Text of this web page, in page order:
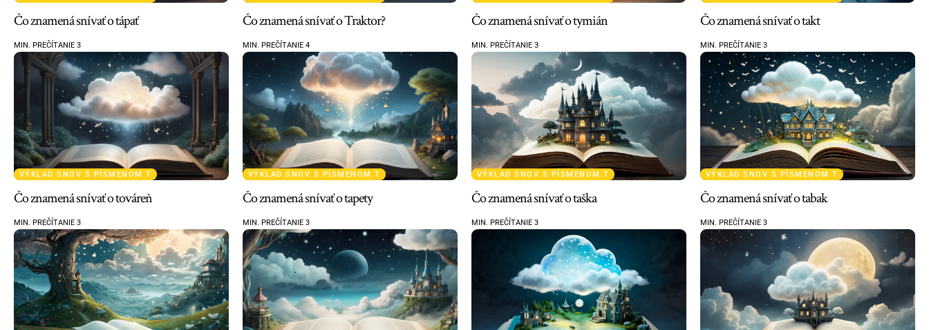
Čo znamená snívať o tápať
MIN. PREČÍTANIE 3
Čo znamená snívať o Traktor?
MIN. PREČÍTANIE 4
Čo znamená snívať o tymián
MIN. PREČÍTANIE 3
Čo znamená snívať o takt
MIN. PREČÍTANIE 3
VÝKLAD SNOV S PÍSMENOM T
Čo znamená snívať o továreň
MIN. PREČÍTANIE 3
VÝKLAD SNOV S PÍSMENOM T
Čo znamená snívať o tapety
MIN. PREČÍTANIE 3
VÝKLAD SNOV S PÍSMENOM T
Čo znamená snívať o taška
MIN. PREČÍTANIE 3
VÝKLAD SNOV S PÍSMENOM T
Čo znamená snívať o tabak
MIN. PREČÍTANIE 3